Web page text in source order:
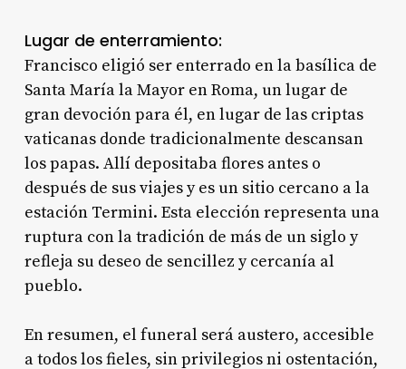
Lugar de enterramiento:
Francisco eligió ser enterrado en la basílica de
Santa María la Mayor en Roma, un lugar de
gran devoción para él, en lugar de las criptas
vaticanas donde tradicionalmente descansan
los papas. Allí depositaba flores antes o
después de sus viajes y es un sitio cercano a la
estación Termini. Esta elección representa una
ruptura con la tradición de más de un siglo y
refleja su deseo de sencillez y cercanía al
pueblo.
En resumen, el funeral será austero, accesible
a todos los fieles, sin privilegios ni ostentación,